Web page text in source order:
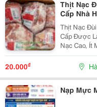
Thịt Nạc
Cấp Nhà
Thịt Nạc Đùi
Cấp Được
Nạc Cao, Ít
Dai . Thịt
20.000₫
Nạp Mực